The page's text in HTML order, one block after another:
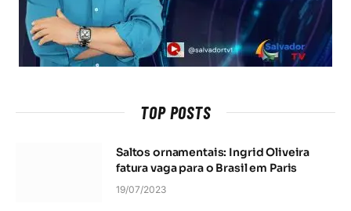
TOP POSTS
Saltos ornamentais: Ingrid Oliveira
fatura vaga para o Brasil em Paris
19/07/2023